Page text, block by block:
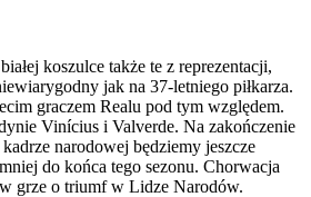
koszulce także te z reprezentacji,
jak na 37-letniego piłkarza.
graczem Realu pod tym względem.
Vinícius i Valverde. Na zakończenie
narodowej będziemy jeszcze
do końca tego sezonu. Chorwacja
grze o triumf w Lidze Narodów.